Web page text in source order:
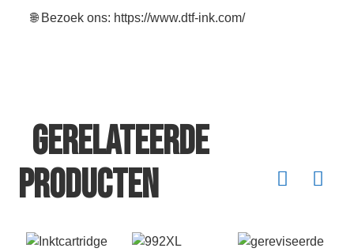
🌐 Bezoek ons: https://www.dtf-ink.com/
Gerelateerde
producten